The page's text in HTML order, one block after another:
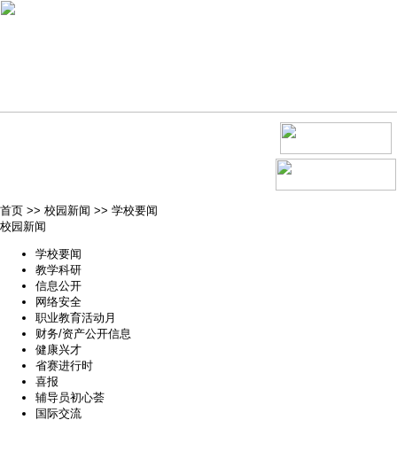
首页 >> 校园新闻 >> 学校要闻
校园新闻
学校要闻
教学科研
信息公开
网络安全
职业教育活动月
财务/资产公开信息
健康兴才
省赛进行时
喜报
辅导员初心荟
国际交流